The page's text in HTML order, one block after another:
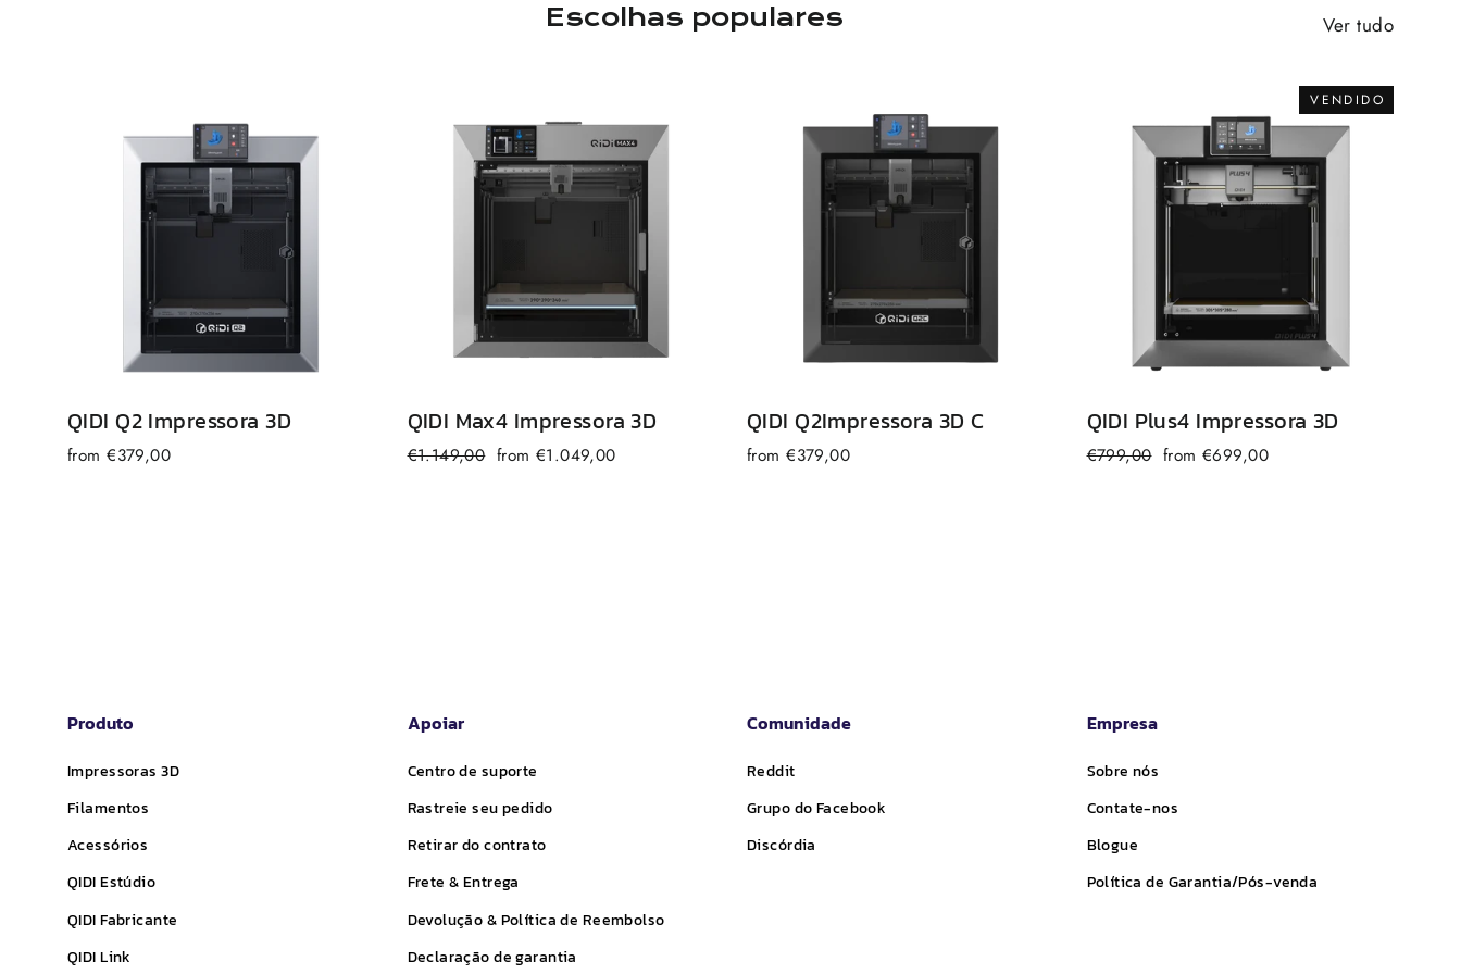
Escolhas populares Ver tudo
QIDI Q2 Impressora 3D
from €379,00
QIDI Max4 Impressora 3D
Preço
€1.149,00 Preço
from €1.049,00
QIDI Q2Impressora 3D C
from €379,00
VENDIDO
QIDI Plus4 Impressora 3D
Preço
€799,00 Preço
from €699,00
Produto
Impressoras 3D
Filamentos
Acessórios
QIDIEstúdio
QIDIFabricante
QIDILink
Apoiar
Centro de suporte
Rastreie seu pedido
Retirar do contrato
Frete & Entrega
Devolução & Política de Reembolso
Declaração de garantia
Comunidade
Reddit
Grupo do Facebook
Discórdia
Empresa
Sobre nós
Contate-nos
Blogue
Política de Garantia/Pós-venda